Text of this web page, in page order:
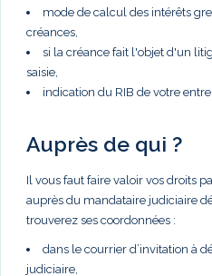
mode de calcul des intérêts
créances,
si la créance fait l'objet d'un
saisie,
indication du RIB de votre
Auprès de qui ?
Il vous faut faire valoir vos droits
auprès du mandataire judiciaire
trouverez ses coordonnées :
dans le courrier d’invitation à
judiciaire,